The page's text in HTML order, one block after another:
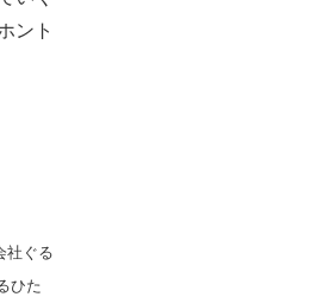
ント
社ぐる
ひた